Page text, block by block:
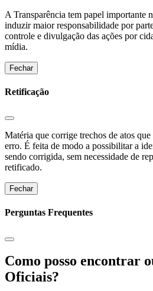
A Transparência tem papel importante
induzir maior responsabilidade por
controle e divulgação das ações por
mídia.
Fechar
Retificação
Matéria que corrige trechos de atos
erro. É feita de modo a possibilitar a
sendo corrigida, sem necessidade de
retificado.
Fechar
Perguntas Frequentes
Como posso encontrar
Oficiais?